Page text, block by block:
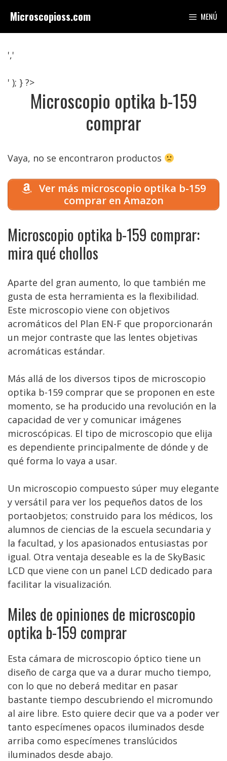
contenido
Microscopioss.com MENÚ
','
' ); } ?>
Microscopio optika b-159
comprar
Vaya, no se encontraron productos
Ver más microscopio optika b-159
comprar en Amazon
Microscopio optika b-159 comprar:
mira qué chollos
Aparte del gran aumento, lo que también me
gusta de esta herramienta es la flexibilidad.
Este microscopio viene con objetivos
acromáticos del Plan EN-F que proporcionarán
un mejor contraste que las lentes objetivas
acromáticas estándar.
Más allá de los diversos tipos de microscopio
optika b-159 comprar que se proponen en este
momento, se ha producido una revolución en la
capacidad de ver y comunicar imágenes
microscópicas. El tipo de microscopio que elija
es dependiente principalmente de dónde y de
qué forma lo vaya a usar.
Un microscopio compuesto súper muy elegante
y versátil para ver los pequeños datos de los
portaobjetos; construido para los médicos, los
alumnos de ciencias de la escuela secundaria y
la facultad, y los apasionados entusiastas por
igual. Otra ventaja deseable es la de SkyBasic
LCD que viene con un panel LCD dedicado para
facilitar la visualización.
Miles de opiniones de microscopio
optika b-159 comprar
Esta cámara de microscopio óptico tiene un
diseño de carga que va a durar mucho tiempo,
con lo que no deberá meditar en pasar
bastante tiempo descubriendo el micromundo
al aire libre. Esto quiere decir que va a poder ver
tanto especímenes opacos iluminados desde
arriba como especímenes translúcidos
iluminados desde abajo.